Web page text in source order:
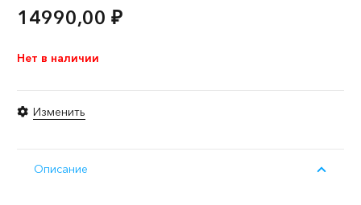
14990,00 ₽
Нет в наличии
Изменить
Описание